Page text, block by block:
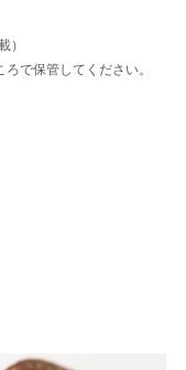
）
で保管してください。